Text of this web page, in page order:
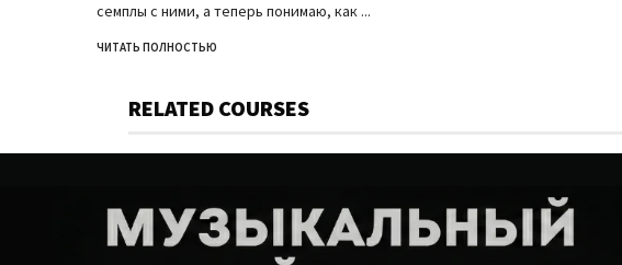
семплы с ними, а теперь понимаю, как ...
ЧИТАТЬ ПОЛНОСТЬЮ
RELATED COURSES